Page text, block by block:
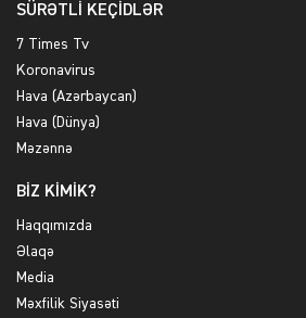
SÜRƏTLİ KEÇİDLƏR
7 Times Tv
Koronavirus
Hava (Azərbaycan)
Hava (Dünya)
Məzənnə
BİZ KİMİK?
Haqqımızda
Əlaqə
Media
Məxfilik Siyasəti